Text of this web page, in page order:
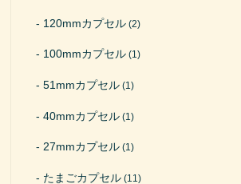
120mmカプセル (2)
100mmカプセル (1)
51mmカプセル (1)
40mmカプセル (1)
27mmカプセル (1)
たまごカプセル (11)